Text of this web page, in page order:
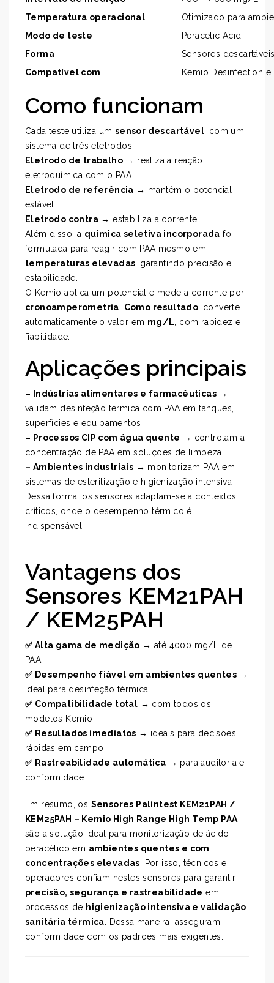
Temperatura operacional
Otimizado para
Modo de teste
Peracetic Acid
Forma
Sensores
Compatível com
Kemio Desinfection e
Como funcionam
Cada teste utiliza um sensor descartável , com um
sistema de três eletrodos:
Eletrodo de trabalho → realiza a reação
eletroquímica com o PAA
Eletrodo de referência → mantém o potencial
estável
Eletrodo contra → estabiliza a corrente
Além disso, a química seletiva incorporada foi
formulada para reagir com PAA mesmo em
temperaturas elevadas , garantindo precisão e
estabilidade.
O Kemio aplica um potencial e mede a corrente por
cronoamperometria
Como resultado , converte
automaticamente o valor em mg/L , com rapidez e
fiabilidade.
Aplicações principais
– Indústrias alimentares e farmacêuticas →
validam desinfeção térmica com PAA em tanques,
superfícies e equipamentos
– Processos CIP com água quente → controlam a
concentração de PAA em soluções de limpeza
– Ambientes industriais → monitorizam PAA em
sistemas de esterilização e higienização intensiva
Dessa forma, os sensores adaptam-se a contextos
críticos, onde o desempenho térmico é
indispensável.
Vantagens dos
Sensores KEM21PAH
/ KEM25PAH
✅ Alta gama de medição → até 4000 mg/L de
PAA
✅ Desempenho fiável em ambientes quentes →
ideal para desinfeção térmica
✅ Compatibilidade total → com todos os
modelos Kemio
✅ Resultados imediatos → ideais para decisões
rápidas em campo
✅ Rastreabilidade automática → para auditoria e
conformidade
Em resumo, os Sensores Palintest KEM21PAH /
KEM25PAH – Kemio High Range High Temp PAA
são a solução ideal para monitorização de ácido
peracético em ambientes quentes e com
concentrações elevadas . Por isso, técnicos e
operadores confiam nestes sensores para garantir
precisão, segurança e rastreabilidade em
processos de higienização intensiva e validação
sanitária térmica . Dessa maneira, asseguram
conformidade com os padrões mais exigentes.